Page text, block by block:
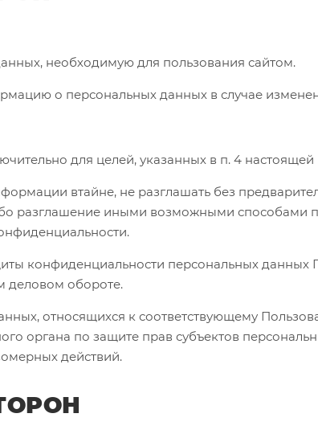
необходимую для пользования сайтом.
о персональных данных в случае
для целей, указанных в п. 4
втайне, не разглашать без
разглашение иными возможными способами
конфиденциальности персональных данных
деловом обороте.
относящихся к соответствующему
органа по защите прав субъектов
действий.